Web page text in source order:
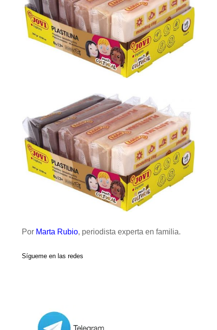
Por Marta Rubio, periodista experta en familia.
Sígueme en las redes